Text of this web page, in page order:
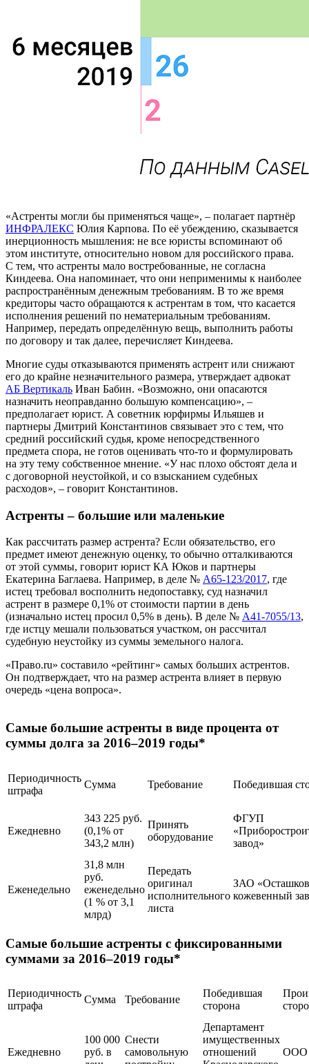
«Астренты могли бы применяться чаще», – полагает партнёр
ИНФРАЛЕКС Юлия Карпова. По её убеждению, сказывается
инерционность мышления: не все юристы вспоминают об
этом институте, относительно новом для российского права.
С тем, что астренты мало востребованные, не согласна
Киндеева. Она напоминает, что они неприменимы к наиболее
распространённым денежным требованиям. В то же время
кредиторы часто обращаются к астрентам в том, что касается
исполнения решений по нематериальным требованиям.
Например, передать определённую вещь, выполнить работы
по договору и так далее, перечисляет Киндеева.
Многие суды отказываются применять астрент или снижают
его до крайне незначительного размера, утверждает адвокат
АБ Вертикаль Иван Бабин. «Возможно, они опасаются
назначить неоправданно большую компенсацию», –
предполагает юрист. А советник юрфирмы Ильяшев и
партнеры Дмитрий Константинов связывает это с тем, что
средний российский судья, кроме непосредственного
предмета спора, не готов оценивать что-то и формулировать
на эту тему собственное мнение. «У нас плохо обстоят дела и
с договорной неустойкой, и со взысканием судебных
расходов», – говорит Константинов.
Астренты – большие или маленькие
Как рассчитать размер астрента? Если обязательство, его
предмет имеют денежную оценку, то обычно отталкиваются
от этой суммы, говорит юрист КА Юков и партнеры
Екатерина Баглаева. Например, в деле № А65-123/2017, где
истец требовал восполнить недопоставку, суд назначил
астрент в размере 0,1% от стоимости партии в день
(изначально истец просил 0,5% в день). В деле № А41-7055/13,
где истцу мешали пользоваться участком, он рассчитал
судебную неустойку из суммы земельного налога.
«Право.ru» составило «рейтинг» самых больших астрентов.
Он подтверждает, что на размер астрента влияет в первую
очередь «цена вопроса».
Самые большие астренты в виде процента от
суммы долга за 2016–2019 годы*
Периодичность
штрафа
Сумма Требование Победившая
Ежедневно
343 225 руб.
(0,1% от
343,2 млн)
Принять
оборудование
ФГУП
завод»
Еженедельно
31,8 млн
руб.
еженедельно
(1 % от 3,1
млрд)
Передать
оригинал
исполнительного
листа
ЗАО
кожевенный
Самые большие астренты с фиксированными
суммами за 2016–2019 годы*
Периодичность
штрафа
Сумма Требование
Победившая
сторона
Ежедневно
100 000
руб. в
Снести
самовольную
Департамент
имущественных
отношений
ООО